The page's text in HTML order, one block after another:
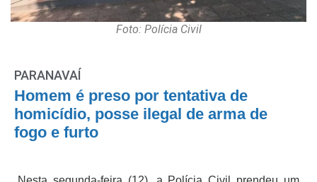
Foto: Polícia Civil
PARANAVAÍ
Homem é preso por tentativa de
homicídio, posse ilegal de arma de
fogo e furto